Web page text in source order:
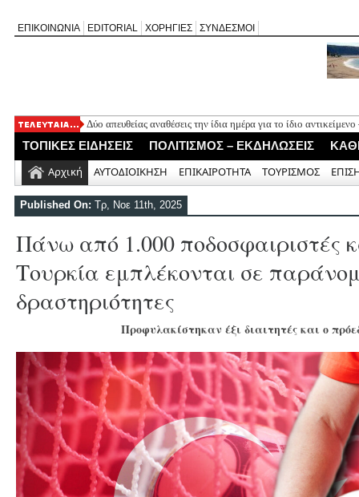
ΕΠΙΚΟΙΝΩΝΙΑ EDITORIAL ΧΟΡΗΓΙΕΣ ΣΥΝΔΕΣΜΟΙ
Δύο απευθείας αναθέσεις την ίδια ημέρα για το ίδιο
Πλήθος κόσμου τίμησε τη μνήμη του φιλολόγου Χαρίλαου
καταλάβατε, παιδιά;»
Ο ΠΑΣ Σφακιωτών απέκτησε τον επιθετικό μέσο Γιώργο
H πολιτική «χλιαρότητα» του «AΠΕΧΩ» (του Ανδρέα
ΤΟΠΙΚΕΣ ΕΙΔΗΣΕΙΣ ΠΟΛΙΤΙΣΜΟΣ – ΕΚΔΗΛΩΣΕΙΣ
Αρχική ΑΥΤΟΔΙΟΙΚΗΣΗ ΕΠΙΚΑΙΡΟΤΗΤΑ ΤΟΥΡΙΣΜΟΣ
Published On: Τρ, Νοε 11th, 2025
Πάνω από 1.000 ποδοσφαιριστές
Τουρκία εμπλέκονται σε
δραστηριότητες
Προφυλακίστηκαν έξι διαιτητές και ο